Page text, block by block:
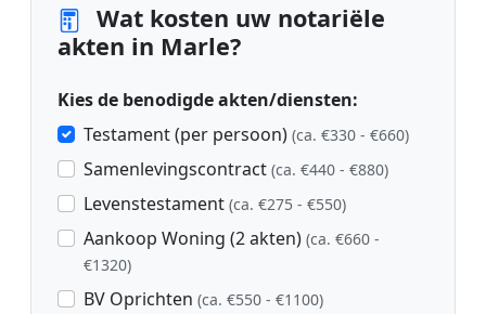
Wat kosten uw notariële
akten in Marle?
Kies de benodigde akten/diensten:
Testament (per persoon) (ca. €330 - €660)
Samenlevingscontract (ca. €440 - €880)
Levenstestament (ca. €275 - €550)
Aankoop Woning (2 akten) (ca. €660 -
€1320)
BV Oprichten (ca. €550 - €1100)